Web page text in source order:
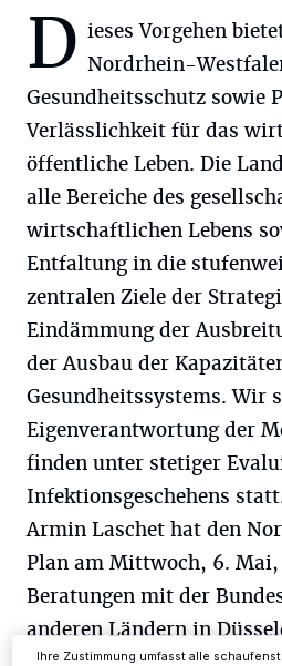
D ieses Vorgehen
Nordrhein-
Gesundheitsschutz sowie
Verlässlichkeit für das
öffentliche Leben. Die
alle Bereiche des
wirtschaftlichen Lebens
Entfaltung in die
zentralen Ziele der
Eindämmung der
der Ausbau der
Gesundheitssystems. Wir
Eigenverantwortung der
finden unter stetiger
Infektionsgeschehens
Armin Laschet hat den
Plan am Mittwoch, 6. Mai,
Beratungen mit der
anderen Ländern in
Wir und unsere218-Partner speichern
Kennungen auf Ihrem Gerät zu. Durch
Tracking-Technologien für die unter
verarbeiten Daten, um Ihnen Dienste
Zwecke. Wenn Tracker deaktiviert sind,
Anzeigen möglicherweise nicht mehr
dieses Menü jederzeit wieder aufrufen,
ändern oder Ihre Einwilligung zu
Einstellungen oder Ablehnen am
Ihre Einstellungen gelten innerhalb
Informationen finden Sie in unserer
Ihre Zustimmung umfasst alle